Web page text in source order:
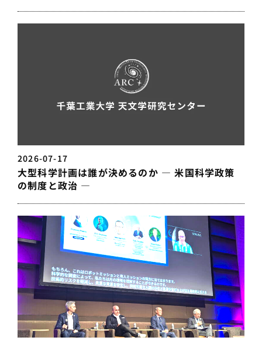
2026-07-17
大型科学計画は誰が決めるのか — 米国科学政策
の制度と政治 —